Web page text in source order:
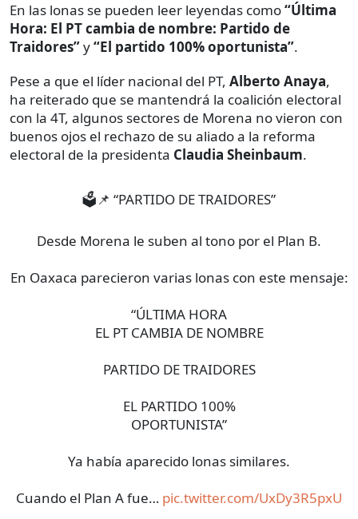
En las lonas se pueden leer leyendas como“Última
Hora: El PT cambia de nombre: Partido de
Traidores”y“El partido 100% oportunista”.
Pese a que el líder nacional del PT, Alberto Anaya,
ha reiterado que se mantendrá la coalición electoral
con la 4T, algunos sectores de Morena no vieron con
buenos ojos el rechazo de su aliado a la reforma
electoral de la presidenta Claudia Sheinbaum.
🗳️📌 “PARTIDO DE TRAIDORES”
Desde Morena le suben al tono por el Plan B.
En Oaxaca parecieron varias lonas con este mensaje:
“ÚLTIMA HORA
EL PT CAMBIA DE NOMBRE
PARTIDO DE TRAIDORES
EL PARTIDO 100%
OPORTUNISTA”
Ya había aparecido lonas similares.
Cuando el Plan A fue… pic.twitter.com/UxDy3R5pxU